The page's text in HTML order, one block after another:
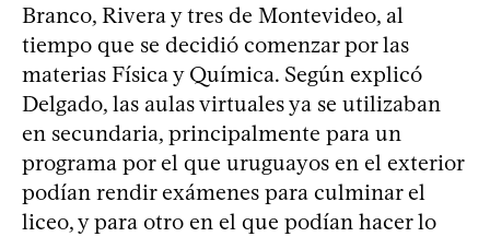
Branco, Rivera y tres de Montevideo, al
tiempo que se decidió comenzar por las
materias Física y Química. Según explicó
Delgado, las aulas virtuales ya se utilizaban
en secundaria, principalmente para un
programa por el que uruguayos en el exterior
podían rendir exámenes para culminar el
liceo, y para otro en el que podían hacer lo